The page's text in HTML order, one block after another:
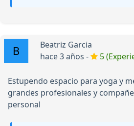
Beatriz Garcia
hace 3 años -
5
Estupendo espacio para yoga y
grandes profesionales y
personal